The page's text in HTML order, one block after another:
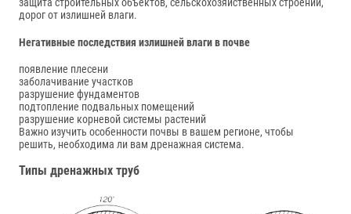
дорог от излишней влаги.
Негативные последствия излишней влаги в почве
появление плесени
заболачивание участков
разрушение фундаментов
подтопление подвальных помещений
разрушение корневой системы растений
Важно изучить особенности почвы в вашем регионе, чтобы
решить, необходима ли вам дренажная система.
Типы дренажных труб